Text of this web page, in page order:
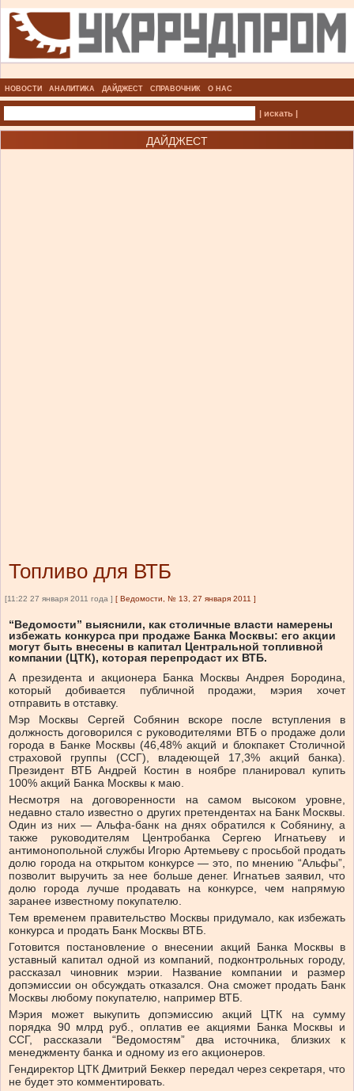
НОВОСТИ АНАЛИТИКА ДАЙДЖЕСТ СПРАВОЧНИК О НАС
| искать |
ДАЙДЖЕСТ
Топливо для ВТБ
[11:22 27 января 2011 года ] [ Ведомости, № 13, 27 января 2011 ]
“Ведомости” выяснили, как столичные власти намерены
избежать конкурса при продаже Банка Москвы: его акции
могут быть внесены в капитал Центральной топливной
компании (ЦТК), которая перепродаст их ВТБ.
А президента и акционера Банка Москвы Андрея Бородина,
который добивается публичной продажи, мэрия хочет
отправить в отставку.
Мэр Москвы Сергей Собянин вскоре после вступления в
должность договорился с руководителями ВТБ о продаже доли
города в Банке Москвы (46,48% акций и блокпакет Столичной
страховой группы (ССГ), владеющей 17,3% акций банка).
Президент ВТБ Андрей Костин в ноябре планировал купить
100% акций Банка Москвы к маю.
Несмотря на договоренности на самом высоком уровне,
недавно стало известно о других претендентах на Банк Москвы.
Один из них — Альфа-банк на днях обратился к Собянину, а
также руководителям Центробанка Сергею Игнатьеву и
антимонопольной службы Игорю Артемьеву с просьбой продать
долю города на открытом конкурсе — это, по мнению “Альфы”,
позволит выручить за нее больше денег. Игнатьев заявил, что
долю города лучше продавать на конкурсе, чем напрямую
заранее известному покупателю.
Тем временем правительство Москвы придумало, как избежать
конкурса и продать Банк Москвы ВТБ.
Готовится постановление о внесении акций Банка Москвы в
уставный капитал одной из компаний, подконтрольных городу,
рассказал чиновник мэрии. Название компании и размер
допэмиссии он обсуждать отказался. Она сможет продать Банк
Москвы любому покупателю, например ВТБ.
Мэрия может выкупить допэмиссию акций ЦТК на сумму
порядка 90 млрд руб., оплатив ее акциями Банка Москвы и
ССГ, рассказали “Ведомостям” два источника, близких к
менеджменту банка и одному из его акционеров.
Гендиректор ЦТК Дмитрий Беккер передал через секретаря, что
не будет это комментировать.